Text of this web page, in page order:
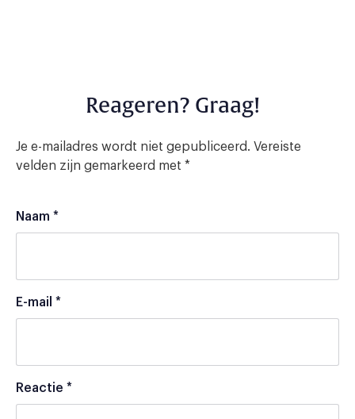
Reageren? Graag!
Je e-mailadres wordt niet gepubliceerd. Vereiste
velden zijn gemarkeerd met *
Naam *
E-mail *
Reactie *